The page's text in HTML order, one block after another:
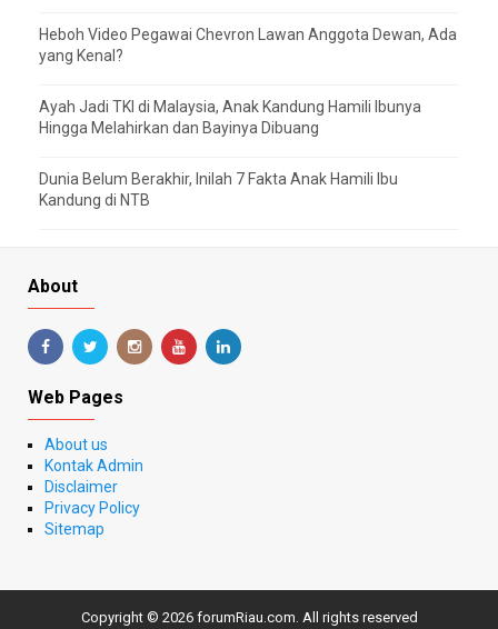
Heboh Video Pegawai Chevron Lawan Anggota Dewan, Ada
yang Kenal?
Ayah Jadi TKI di Malaysia, Anak Kandung Hamili Ibunya
Hingga Melahirkan dan Bayinya Dibuang
Dunia Belum Berakhir, Inilah 7 Fakta Anak Hamili Ibu
Kandung di NTB
About
Web Pages
About us
Kontak Admin
Disclaimer
Privacy Policy
Sitemap
Copyright © 2026 forumRiau.com. All rights reserved